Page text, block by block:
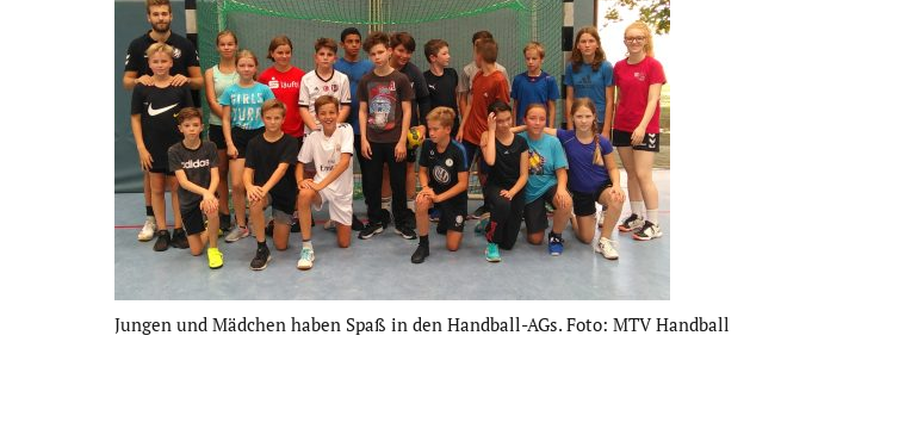
Jungen und Mädchen haben Spaß in den Handball-AGs. Foto: MTV Handball